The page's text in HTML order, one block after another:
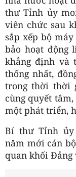
thư Tỉnh ủy
viên chức sau
sắp xếp bộ
bảo hoạt động
khẳng định và
thống nhất,
trong thời thời
cùng quyết
một phát triển,
Bí thư Tỉnh ủy
năm mới cán
quan khối Đảng